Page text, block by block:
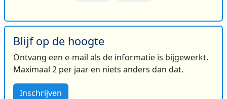
Blijf op de hoogte
Ontvang een e-mail als de informatie is bijgewerkt.
Maximaal 2 per jaar en niets anders dan dat.
Inschrijven